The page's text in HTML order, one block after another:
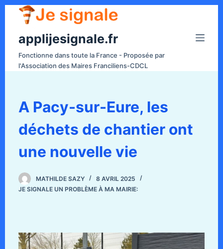
applijesignale.fr
Fonctionne dans toute la France - Proposée par
l'Association des Maires Franciliens-CDCL
A Pacy-sur-Eure, les
déchets de chantier ont
une nouvelle vie
MATHILDE SAZY
8 AVRIL 2025
JE SIGNALE UN PROBLÈME À MA MAIRIE: